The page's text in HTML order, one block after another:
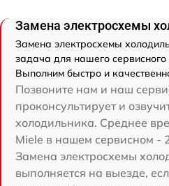
Замена электросхемы
Замена электросхемы
задача для нашего
Выполним быстро и
Позвоните нам и наш
проконсультирует и
холодильника. Среднее
Miele в нашем сервисном -
Замена электросхемы
выполняется на выезде,